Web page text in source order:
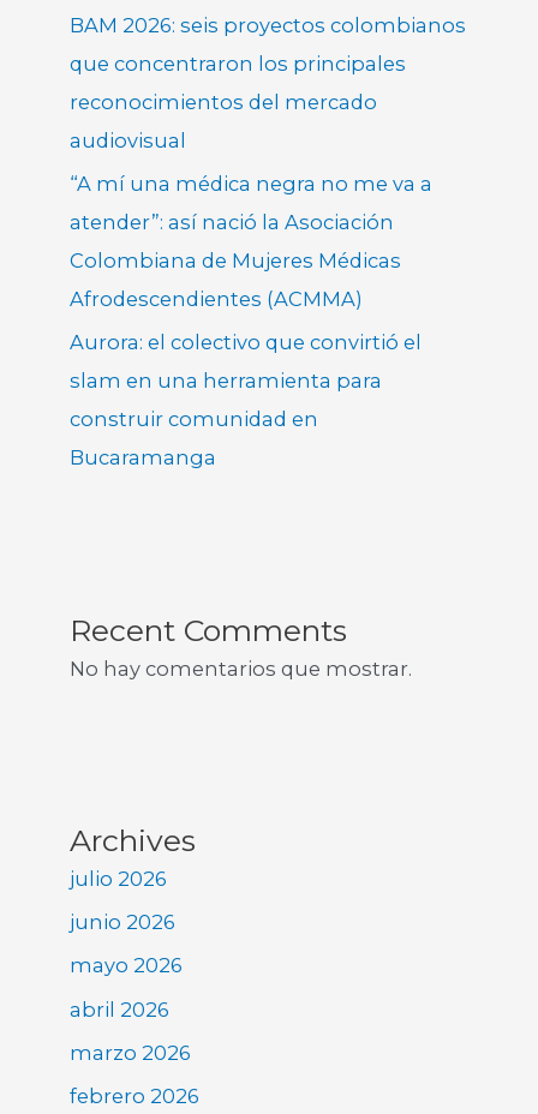
BAM 2026: seis proyectos colombianos
que concentraron los principales
reconocimientos del mercado
audiovisual
“A mí una médica negra no me va a
atender”: así nació la Asociación
Colombiana de Mujeres Médicas
Afrodescendientes (ACMMA)
Aurora: el colectivo que convirtió el
slam en una herramienta para
construir comunidad en
Bucaramanga
Recent Comments
No hay comentarios que mostrar.
Archives
julio 2026
junio 2026
mayo 2026
abril 2026
marzo 2026
febrero 2026